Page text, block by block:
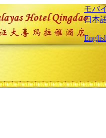
モバ
日本